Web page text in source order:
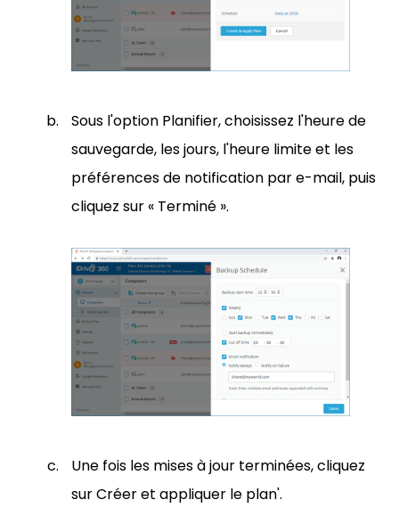
Sous l'option Planifier, choisissez l'heure de
sauvegarde, les jours, l'heure limite et les
préférences de notification par e-mail, puis
cliquez sur « Terminé ».
Une fois les mises à jour terminées, cliquez
sur Créer et appliquer le plan'.